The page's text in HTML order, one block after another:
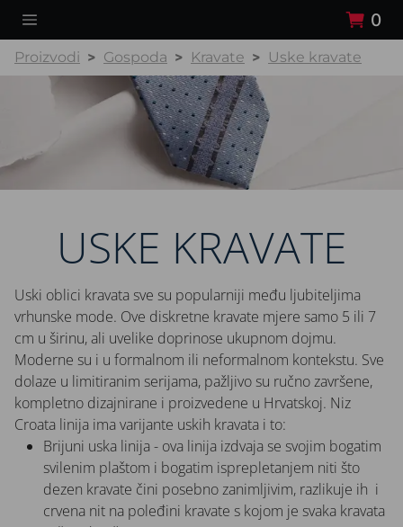
0
Proizvodi Gospoda Kravate Uske kravate
USKE KRAVATE
Uski oblici kravata sve su popularniji među ljubiteljima
vrhunske mode. Ove diskretne kravate mjere samo 5 ili 7
cm u širinu, ali uvelike doprinose ukupnom dojmu.
Moderne su i u formalnom ili neformalnom kontekstu. Sve
dolaze u limitiranim serijama, pažljivo su ručno završene,
kompletno dizajnirane i proizvedene u Hrvatskoj. Niz
Croata linija ima varijante uskih kravata i to:
Brijuni uska linija - ova linija izdvaja se svojim bogatim
svilenim plaštom i bogatim isprepletanjem niti što
dezen kravate čini posebno zanimljivim, razlikuje ih i
crvena nit na poleđini kravate s kojom je svaka kravata